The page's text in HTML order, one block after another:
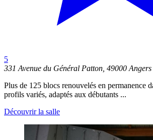
5
331 Avenue du Général Patton, 49000 Angers
Plus de 125 blocs renouvelés en permanence
profils variés, adaptés aux débutants ...
Découvrir la salle